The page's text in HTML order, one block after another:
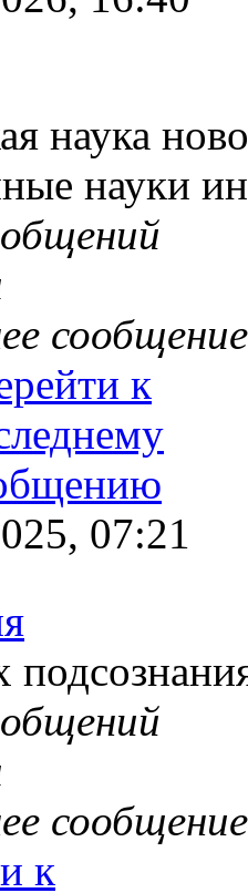
наука
науки
сообщение
07:21
сообщение